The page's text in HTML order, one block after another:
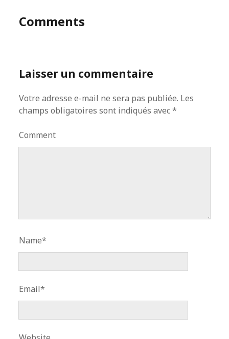
Comments
Laisser un commentaire
Votre adresse e-mail ne sera pas publiée. Les
champs obligatoires sont indiqués avec*
Comment
Name*
Email*